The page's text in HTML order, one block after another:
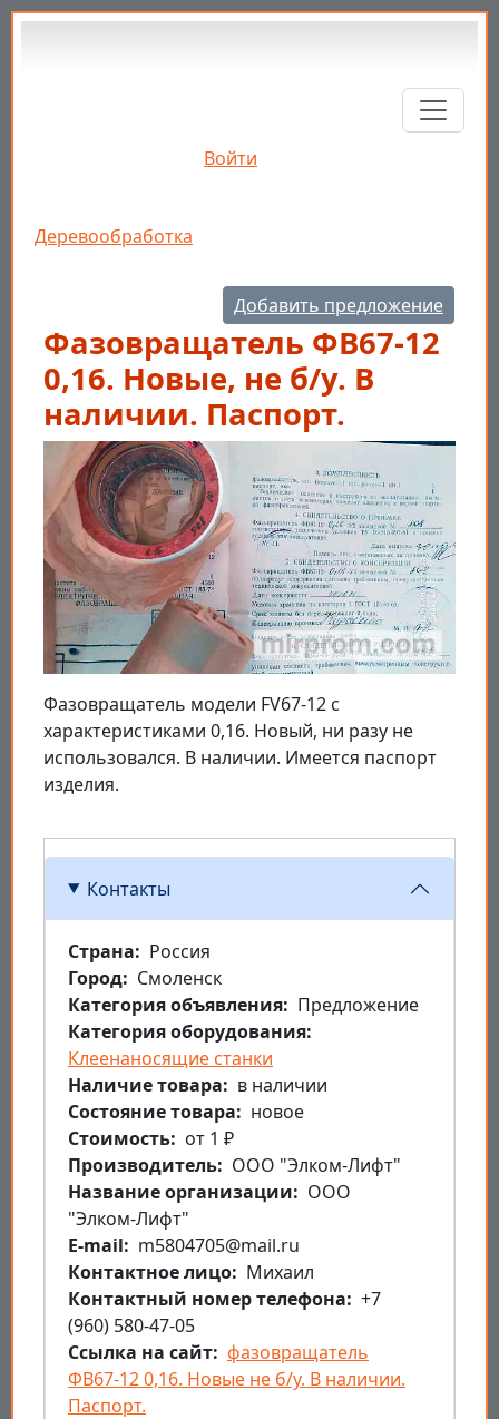
Перейти к основному содержанию
Войти
Строка навигации
Деревообработка
Добавить предложение
Фазовращатель ФВ67-12
0,16. Новые, не б/у. В
наличии. Паспорт.
Фазовращатель модели FV67-12 с
характеристиками 0,16. Новый, ни разу не
использовался. В наличии. Имеется паспорт
изделия.
Контакты
Страна
Россия
Город
Смоленск
Категория объявления
Предложение
Категория оборудования
Клеенаносящие станки
Наличие товара
в наличии
Состояние товара
новое
Стоимость
от 1 ₽
Производитель
ООО "Элком-Лифт"
Название организации
ООО
"Элком-Лифт"
E-mail
m5804705@mail.ru
Контактное лицо
Михаил
Контактный номер телефона
+7
(960) 580-47-05
Ссылка на сайт фазовращатель
ФВ67-12 0,16. Новые не б/у. В наличии.
Паспорт.